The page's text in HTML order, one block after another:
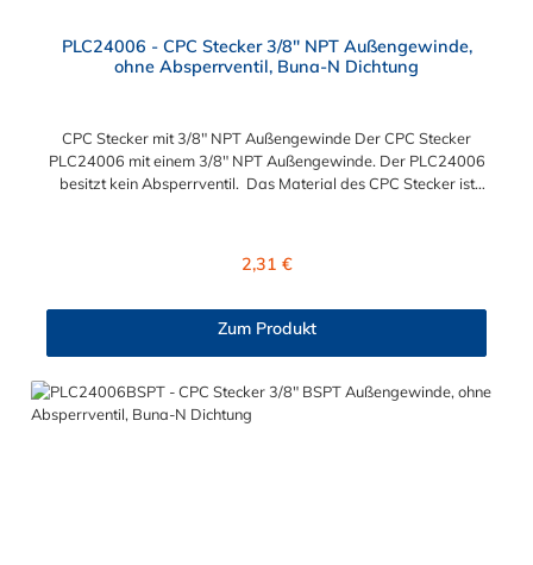
PLC24006 - CPC Stecker 3/8" NPT Außengewinde,
ohne Absperrventil, Buna-N Dichtung
CPC Stecker mit 3/8" NPT Außengewinde Der CPC Stecker
PLC24006 mit einem 3/8" NPT Außengewinde. Der PLC24006
besitzt kein Absperrventil. Das Material des CPC Stecker ist
und LC- kombinieren. Die CPC-Serie bietet eine große Auswahl
anspruchsvollsten Anwendungen für Industrie, Biopharmazie,
hochzuverlässiges Steckverbindersystem, das eine
mechanische Verbindungen bietet. Es wird in einer Vielzahl von
Regulärer Preis:
2,31 €
Zum Produkt